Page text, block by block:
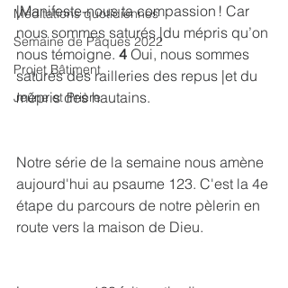
Méditations quotidiennes
Semaine de Pâques 2022
Projet Bâtiment
Jeûne et Prière
|Manifeste-nous ta compassion ! Car
nous sommes saturés |du mépris qu’on
nous témoigne. 4 Oui, nous sommes
saturés des railleries des repus |et du
mépris des hautains.
Notre série de la semaine nous amène
aujourd'hui au psaume 123. C'est la 4e
étape du parcours de notre pèlerin en
route vers la maison de Dieu.